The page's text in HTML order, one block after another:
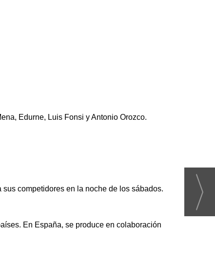
Edurne, Luis Fonsi y Antonio Orozco.
competidores en la noche de los sábados.
En España, se produce en colaboración